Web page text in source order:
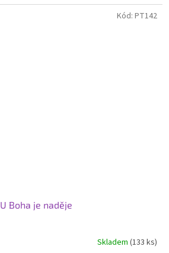
U Boha je naděje
Skladem (133 ks)
Kód: PT142